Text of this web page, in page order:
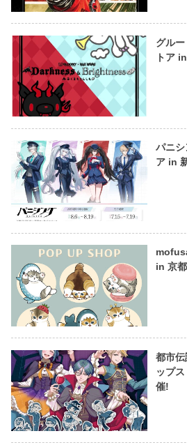
グル
トア
パニシ
ア in
in 京
都市
ップ
催!